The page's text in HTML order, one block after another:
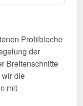
Profilbleche
der
Breitenschnitte
wir die
mit